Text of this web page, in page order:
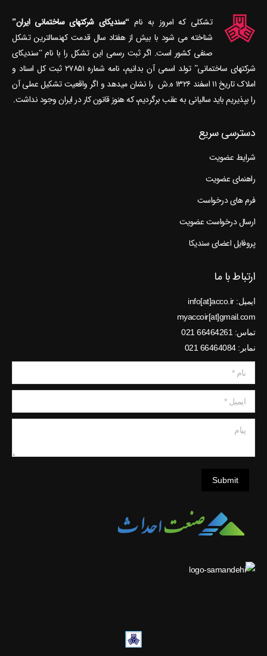
تشکلی که امروز به نام“سندیکای شرکتهای ساختمانی ایران”
شناخته می‎ شود با بیش از هفتاد سال قدمت کهنسال‎ترین تشکل
صنفی کشور است. اگر ثبت رسمی این تشکل را با نام “سندیکای
شرکتهای ساختمانی” تولد اسمی آن بدانیم، نامه شماره ۲۷۸۵۱ ثبت کل اسناد و
املاک تاریخ ۱۱ اسفند ۱۳۲۶ ه.ش را نشان می‎دهد و اگر واقعیت تشکیل عملی آن
را بپذیریم باید سالیانی به عقب برگردیم، که هنوز قانون کار در ایران وجود نداشت.
دسترسی سریع
شرایط عضویت
راهنمای عضویت
فرم های درخواست
ارسال درخواست عضویت
پروفایل اعضای سندیکا
ارتباط با ما
ایمیل: info[at]acco.ir
myaccoir[at]gmail.com
تماس: 66464261 021
نمابر: 66464084 021
نام *
ایمیل *
Submit